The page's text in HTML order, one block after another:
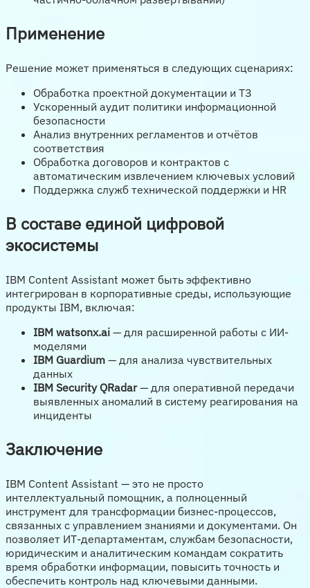
Применение
Решение может применяться в следующих сценариях:
Обработка проектной документации и ТЗ
Ускоренный аудит политики информационной
безопасности
Анализ внутренних регламентов и отчётов
соответствия
Обработка договоров и контрактов с
автоматическим извлечением ключевых условий
Поддержка служб технической поддержки и HR
В составе единой цифровой
экосистемы
IBM Content Assistant может быть эффективно
интегрирован в корпоративные среды, использующие
продукты IBM, включая:
IBM watsonx.ai — для расширенной работы с ИИ-
моделями
IBM Guardium — для анализа чувствительных
данных
IBM Security QRadar— для оперативной передачи
выявленных аномалий в систему реагирования на
инциденты
Заключение
IBM Content Assistant — это не просто
интеллектуальный помощник, а полноценный
инструмент для трансформации бизнес-процессов,
связанных с управлением знаниями и документами. Он
позволяет ИТ-департаментам, службам безопасности,
юридическим и аналитическим командам сократить
время обработки информации, повысить точность и
обеспечить контроль над ключевыми данными.